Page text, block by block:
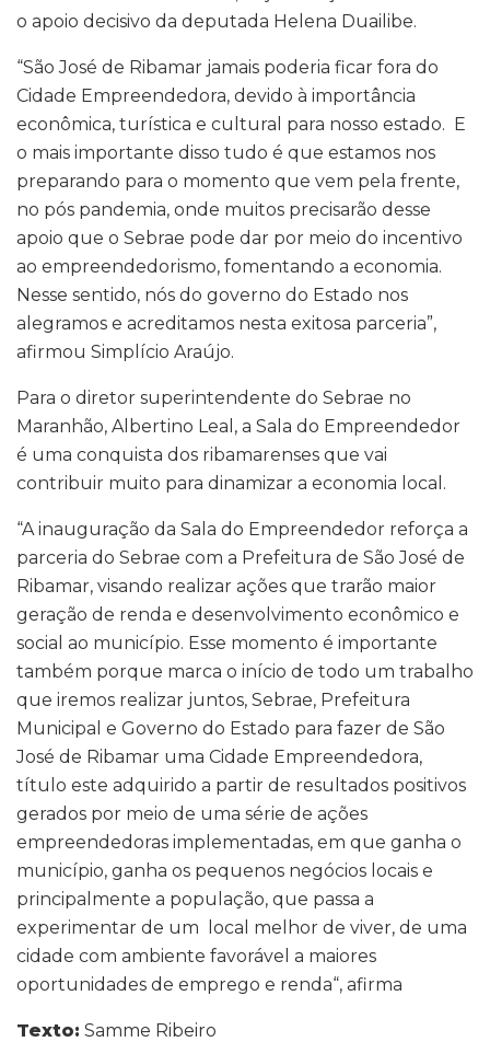
o apoio decisivo da deputada Helena Duailibe.
“São José de Ribamar jamais poderia ficar fora do
Cidade Empreendedora, devido à importância
econômica, turística e cultural para nosso estado. E
o mais importante disso tudo é que estamos nos
preparando para o momento que vem pela frente,
no pós pandemia, onde muitos precisarão desse
apoio que o Sebrae pode dar por meio do incentivo
ao empreendedorismo, fomentando a economia.
Nesse sentido, nós do governo do Estado nos
alegramos e acreditamos nesta exitosa parceria”,
afirmou Simplício Araújo.
Para o diretor superintendente do Sebrae no
Maranhão, Albertino Leal, a Sala do Empreendedor
é uma conquista dos ribamarenses que vai
contribuir muito para dinamizar a economia local.
“A inauguração da Sala do Empreendedor reforça a
parceria do Sebrae com a Prefeitura de São José de
Ribamar, visando realizar ações que trarão maior
geração de renda e desenvolvimento econômico e
social ao município. Esse momento é importante
também porque marca o início de todo um trabalho
que iremos realizar juntos, Sebrae, Prefeitura
Municipal e Governo do Estado para fazer de São
José de Ribamar uma Cidade Empreendedora,
título este adquirido a partir de resultados positivos
gerados por meio de uma série de ações
empreendedoras implementadas, em que ganha o
município, ganha os pequenos negócios locais e
principalmente a população, que passa a
experimentar de um local melhor de viver, de uma
cidade com ambiente favorável a maiores
oportunidades de emprego e renda“, afirma
Texto: Samme Ribeiro